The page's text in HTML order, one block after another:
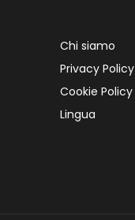
Chi siamo
Privacy Policy
Cookie Policy
Lingua